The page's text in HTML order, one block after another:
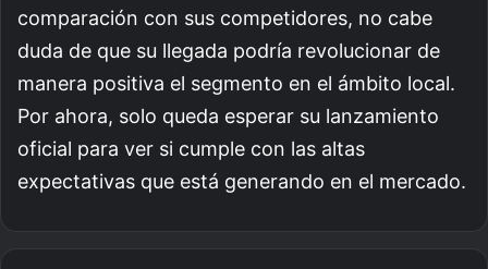
comparación con sus competidores, no cabe
duda de que su llegada podría revolucionar de
manera positiva el segmento en el ámbito local.
Por ahora, solo queda esperar su lanzamiento
oficial para ver si cumple con las altas
expectativas que está generando en el mercado.